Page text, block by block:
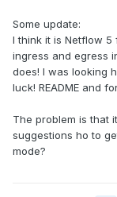
Some update:
I think it is Netflow
ingress and egress
does! I was looking
luck! README and
The problem is that
suggestions ho to
mode?